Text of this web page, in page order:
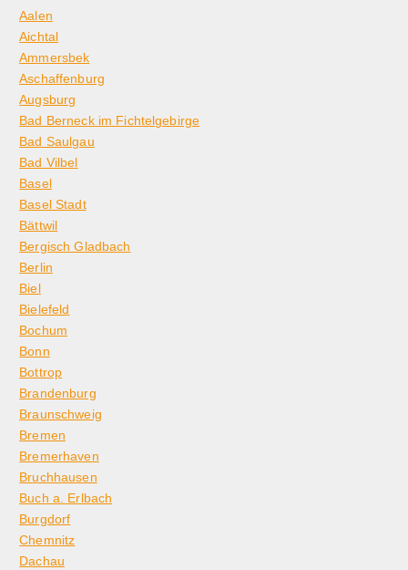
Aalen
Aichtal
Ammersbek
Aschaffenburg
Augsburg
Bad Berneck im Fichtelgebirge
Bad Saulgau
Bad Vilbel
Basel
Basel Stadt
Bättwil
Bergisch Gladbach
Berlin
Biel
Bielefeld
Bochum
Bonn
Bottrop
Brandenburg
Braunschweig
Bremen
Bremerhaven
Bruchhausen
Buch a. Erlbach
Burgdorf
Chemnitz
Dachau